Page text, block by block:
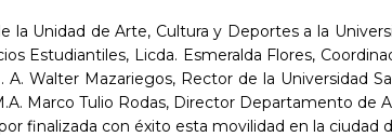
Unidad de Arte, Cultura y Deportes a la
Estudiantiles, Licda. Esmeralda Flores,
Walter Mazariegos, Rector de la Universidad
Marco Tulio Rodas, Director Departamento de
finalizada con éxito esta movilidad en la ciudad